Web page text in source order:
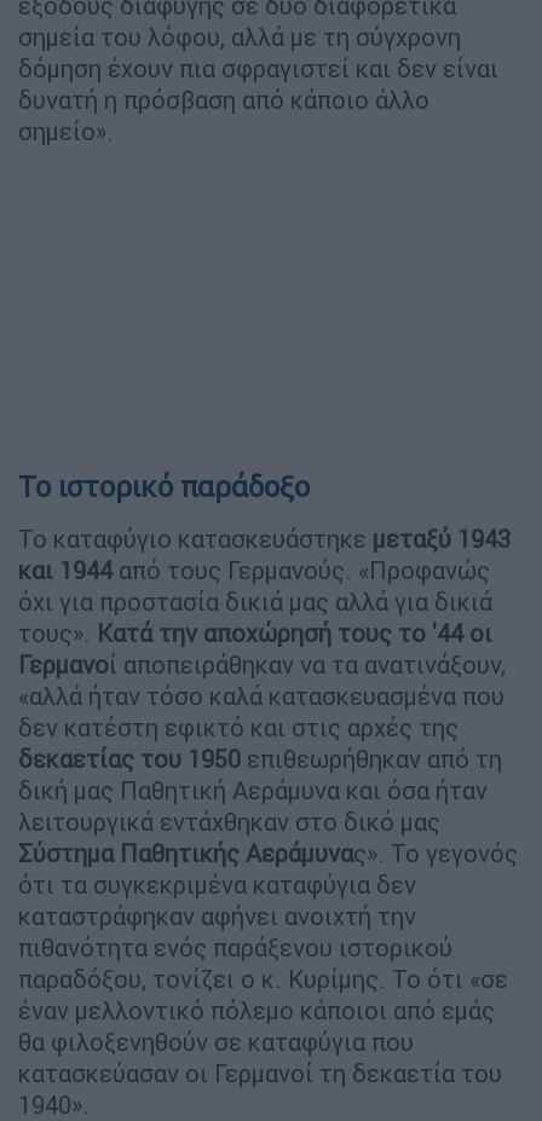
σημεία του λόφου, αλλά με τη σύγχρονη
δόμηση έχουν πια σφραγιστεί και δεν είναι
δυνατή η πρόσβαση από κάποιο άλλο
σημείο».
Το ιστορικό παράδοξο
Το καταφύγιο κατασκευάστηκε μεταξύ 1943
και 1944από τους Γερμανούς. «Προφανώς
όχι για προστασία δικιά μας αλλά για δικιά
τους». Κατά την αποχώρησή τους το '44 οι
Γερμανοί αποπειράθηκαν να τα ανατινάξουν,
«αλλά ήταν τόσο καλά κατασκευασμένα που
δεν κατέστη εφικτό και στις αρχές της
δεκαετίας του 1950 επιθεωρήθηκαν από τη
δική μας Παθητική Αεράμυνα και όσα ήταν
λειτουργικά εντάχθηκαν στο δικό μας
Σύστημα Παθητικής Αεράμυνας». Το γεγονός
ότι τα συγκεκριμένα καταφύγια δεν
καταστράφηκαν αφήνει ανοιχτή την
πιθανότητα ενός παράξενου ιστορικού
παραδόξου, τονίζει ο κ. Κυρίμης. Το ότι «σε
έναν μελλοντικό πόλεμο κάποιοι από εμάς
θα φιλοξενηθούν σε καταφύγια που
κατασκεύασαν οι Γερμανοί τη δεκαετία του
1940».